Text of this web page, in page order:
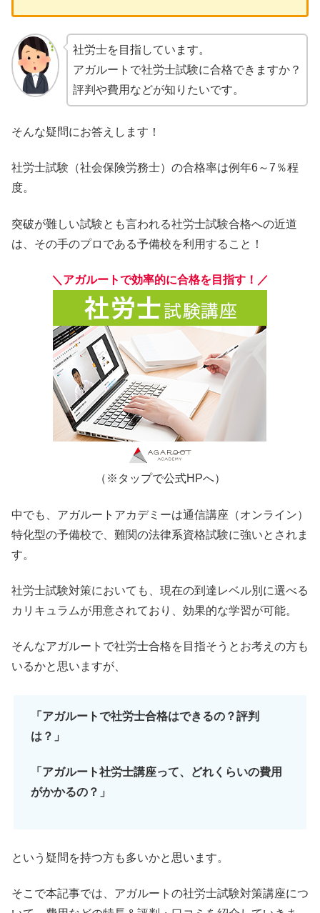
社労士を目指しています。
アガルートで社労士試験に合格できますか？
評判や費用などが知りたいです。
そんな疑問にお答えします！
社労士試験（社会保険労務士）の合格率は例年6～7％程
度。
突破が難しい試験とも言われる社労士試験合格への近道
は、その手のプロである予備校を利用すること！
＼アガルートで効率的に合格を目指す！／
（※タップで公式HPへ）
中でも、アガルートアカデミーは通信講座（オンライン）
特化型の予備校で、難関の法律系資格試験に強いとされま
す。
社労士試験対策においても、現在の到達レベル別に選べる
カリキュラムが用意されており、効果的な学習が可能。
そんなアガルートで社労士合格を目指そうとお考えの方も
いるかと思いますが、
「アガルートで社労士合格はできるの？評判
は？」
「アガルート社労士講座って、どれくらいの費用
がかかるの？」
という疑問を持つ方も多いかと思います。
そこで本記事では、アガルートの社労士試験対策講座につ